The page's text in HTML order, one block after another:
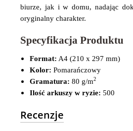
biurze, jak i w domu, nadając
oryginalny charakter.
Specyfikacja Produktu
Format: A4 (210 x 297 mm)
Kolor: Pomarańczowy
Gramatura: 80 g/m2
Ilość arkuszy w ryzie: 500
Recenzje